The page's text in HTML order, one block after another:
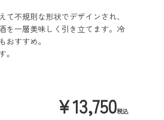
不規則な形状でデザインされ、
を一層美味しく引き立てます。冷
すすめ。
¥13,750税込